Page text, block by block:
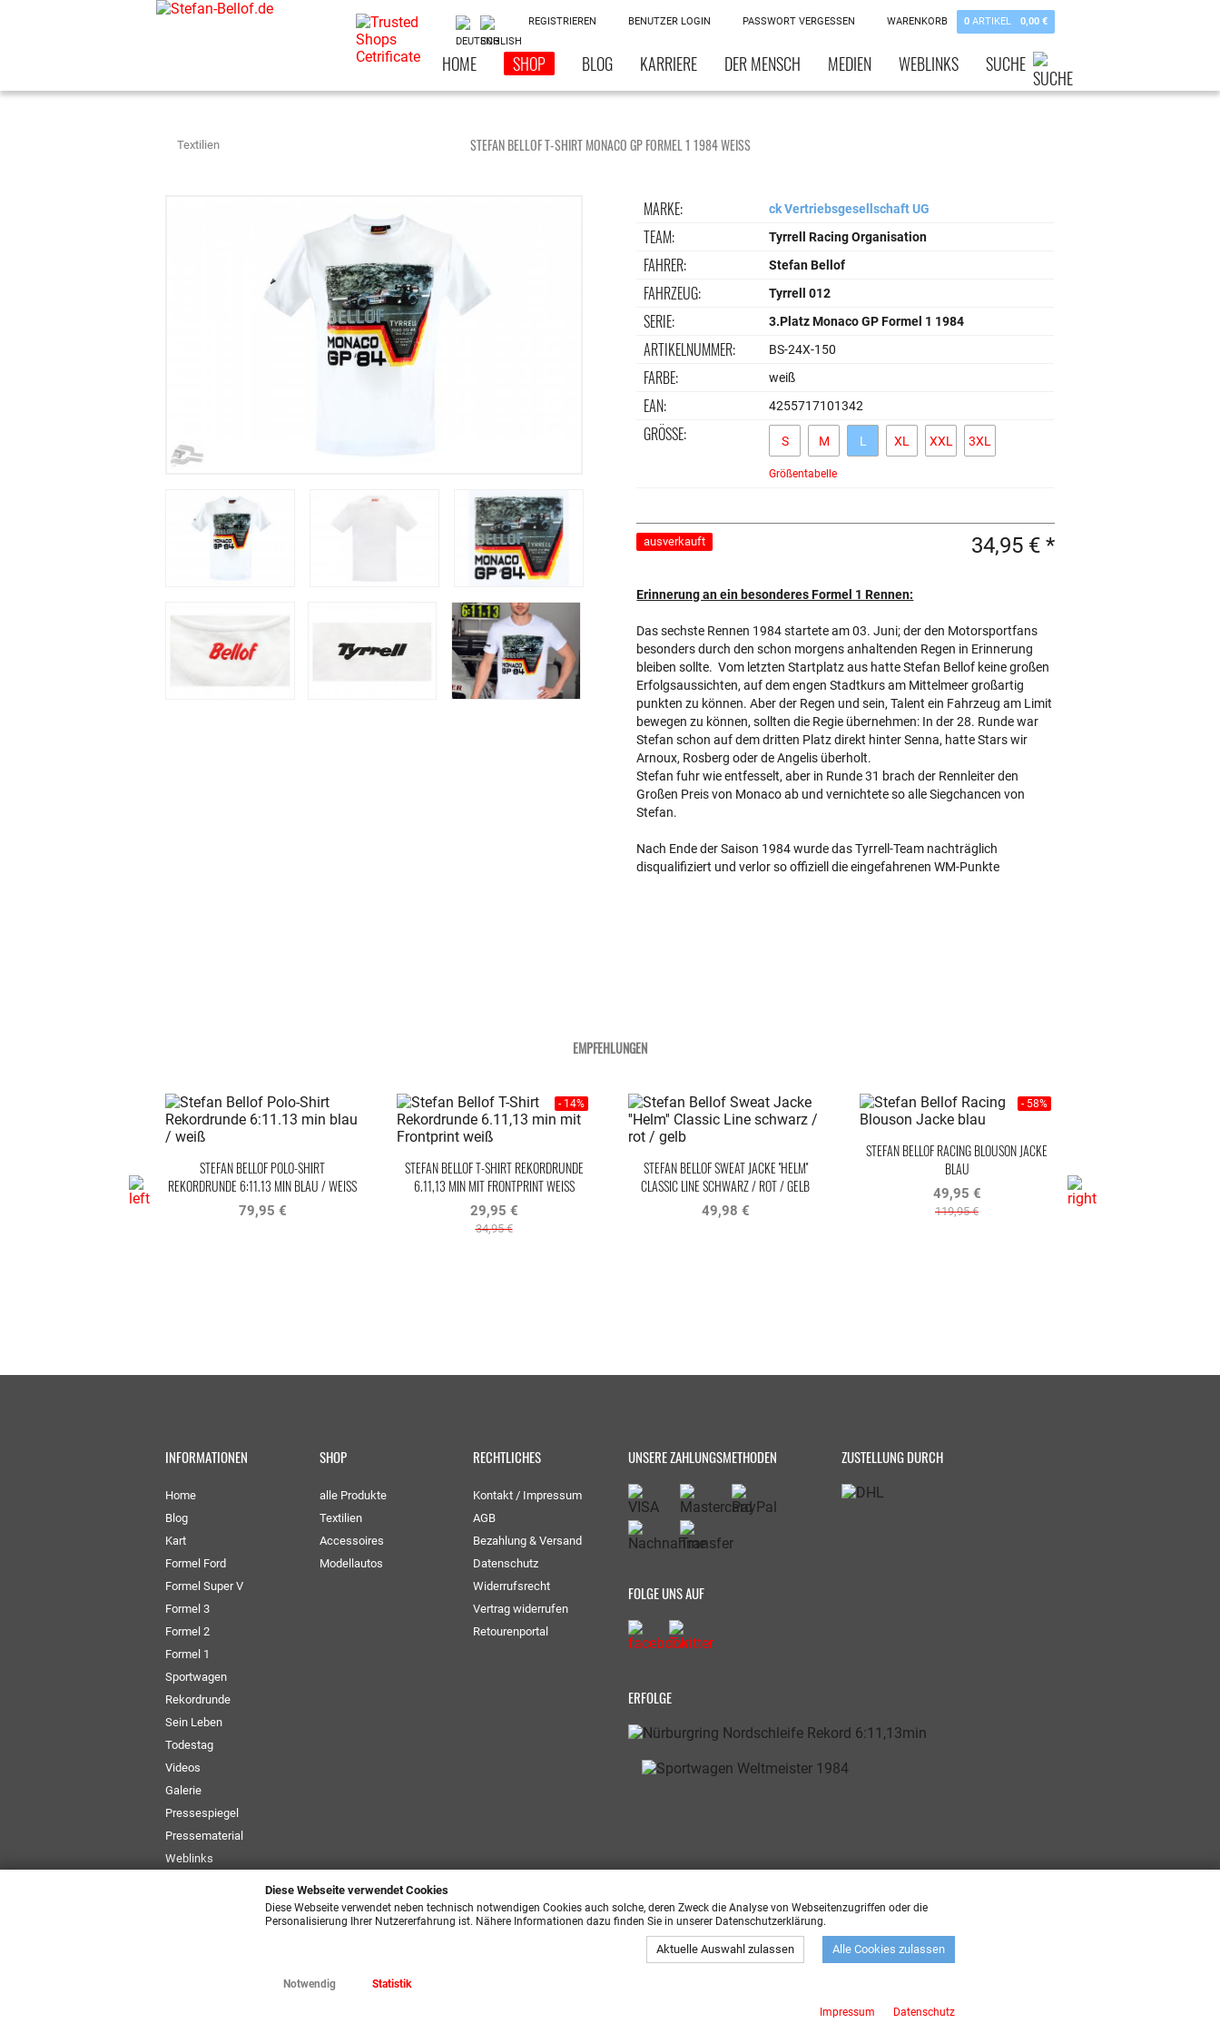
REGISTRIEREN BENUTZER LOGIN PASSWORT VERGESSEN WARENKORB 0 ARTIKEL 0,00 €
HOME SHOP BLOG KARRIERE DER MENSCH MEDIEN WEBLINKS SUCHE
Textilien STEFAN BELLOF T-SHIRT MONACO GP FORMEL 1 1984 WEISS
MARKE: ck Vertriebsgesellschaft UG
TEAM: Tyrrell Racing Organisation
FAHRER: Stefan Bellof
FAHRZEUG: Tyrrell 012
SERIE: 3.Platz Monaco GP Formel 1 1984
ARTIKELNUMMER: BS-24X-150
FARBE: weiß
EAN: 4255717101342
GRÖSSE: S M L XL XXL 3XL
Größentabelle
ausverkauft 34,95 € *
Erinnerung an ein besonderes Formel 1 Rennen:
Das sechste Rennen 1984 startete am 03. Juni; der den Motorsportfans
besonders durch den schon morgens anhaltenden Regen in Erinnerung
bleiben sollte. Vom letzten Startplatz aus hatte Stefan Bellof keine großen
Erfolgsaussichten, auf dem engen Stadtkurs am Mittelmeer großartig
punkten zu können. Aber der Regen und sein, Talent ein Fahrzeug am Limit
bewegen zu können, sollten die Regie übernehmen: In der 28. Runde war
Stefan schon auf dem dritten Platz direkt hinter Senna, hatte Stars wir
Arnoux, Rosberg oder de Angelis überholt.
Stefan fuhr wie entfesselt, aber in Runde 31 brach der Rennleiter den
Großen Preis von Monaco ab und vernichtete so alle Siegchancen von
Stefan.
Nach Ende der Saison 1984 wurde das Tyrrell-Team nachträglich
disqualifiziert und verlor so offiziell die eingefahrenen WM-Punkte
EMPFEHLUNGEN
STEFAN BELLOF POLO-SHIRT
REKORDRUNDE 6:11.13 MIN BLAU / WEISS
79,95 €
STEFAN BELLOF T-SHIRT REKORDRUNDE
6.11,13 MIN MIT FRONTPRINT WEISS
29,95 €
34,95 €
- 14%
STEFAN BELLOF SWEAT JACKE ''HELM''
CLASSIC LINE SCHWARZ / ROT / GELB
49,98 €
STEFAN BELLOF RACING BLOUSON JACKE
BLAU
49,95 €
119,95 €
- 58%
INFORMATIONEN
Home
Blog
Kart
Formel Ford
Formel Super V
Formel 3
Formel 2
Formel 1
Sportwagen
Rekordrunde
Sein Leben
Todestag
Videos
Galerie
Pressespiegel
Pressematerial
Weblinks
SHOP
alle Produkte
Textilien
Accessoires
Modellautos
RECHTLICHES
Kontakt / Impressum
AGB
Bezahlung & Versand
Datenschutz
Widerrufsrecht
Vertrag widerrufen
Retourenportal
UNSERE ZAHLUNGSMETHODEN ZUSTELLUNG DURCH
FOLGE UNS AUF
ERFOLGE
© 2026 ck-Merchandising GmbH | Alle Rechte vorbehalten | * Preisangaben inkl. gesetzliche MwSt. zzgl.Versandkosten
Diese Webseite verwendet Cookies
Diese Webseite verwendet neben technisch notwendigen Cookies auch solche, deren Zweck die Analyse von Webseitenzugriffen oder die
Personalisierung Ihrer Nutzererfahrung ist. Nähere Informationen dazu finden Sie in unserer Datenschutzerklärung.
Aktuelle Auswahl zulassen Alle Cookies zulassen
Notwendig Statistik
Impressum Datenschutz